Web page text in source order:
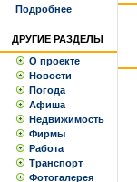
Подробнее
ДРУГИЕ РАЗДЕЛЫ
О проекте
Новости
Погода
Афиша
Недвижимость
Фирмы
Работа
Транспорт
Фотогалерея